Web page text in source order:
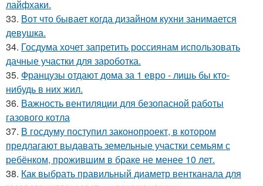
лайфхаки.
33. Вот что бывает когда дизайном кухни занимается
девушка.
34. Госдума хочет запретить россиянам использовать
дачные участки для зароботка.
35. Французы отдают дома за 1 евро - лишь бы кто-
нибудь в них жил.
36. Важность вентиляции для безопасной работы
газового котла
37. В госдуму поступил законопроект, в котором
предлагают выдавать земельные участки семьям с
ребёнком, прожившим в браке не менее 10 лет.
38. Как выбрать правильный диаметр вентканала для